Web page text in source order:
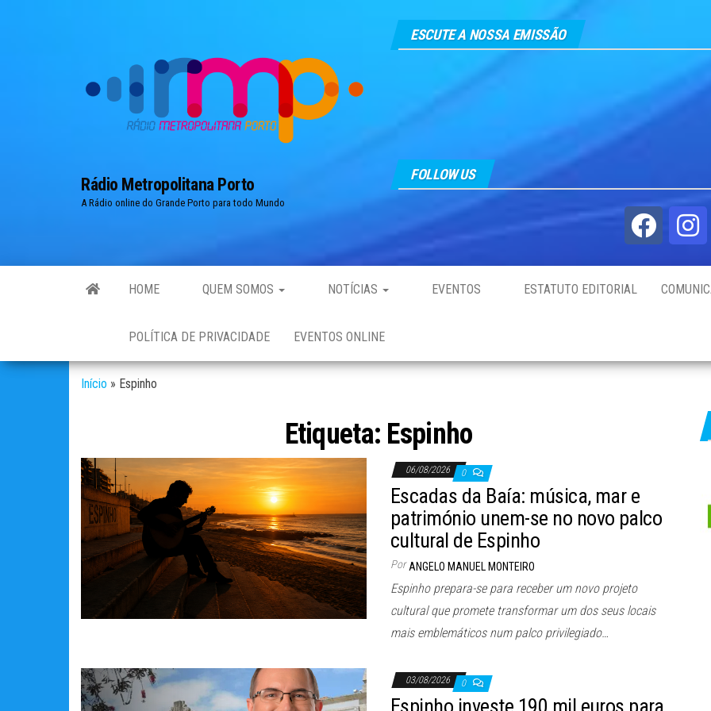
Rádio Metropolitana Porto
A Rádio online do Grande Porto para todo Mundo
ESCUTE A NOSSA EMISSÃO
FOLLOW US
HOME QUEM SOMOS NOTÍCIAS EVENTOS ESTATUTO EDITORIAL
POLÍTICA DE PRIVACIDADE EVENTOS ONLINE
Início » Espinho
Etiqueta: Espinho
06/08/2026 0
Escadas da Baía: música, mar e
património unem-se no novo palco
cultural de Espinho
Por ANGELO MANUEL MONTEIRO
Espinho prepara-se para receber um novo projeto
cultural que promete transformar um dos seus locais
mais emblemáticos num palco privilegiado…
03/08/2026 0
Espinho investe 190 mil euros para